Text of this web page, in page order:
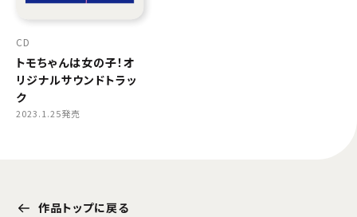
CD
トモちゃんは女の子！オ
リジナルサウンドトラッ
ク
2023.1.25発売
作品トップに戻る